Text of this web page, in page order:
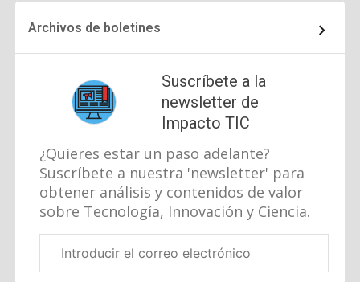
Archivos de boletines
Suscríbete a la
newsletter de
Impacto TIC
¿Quieres estar un paso adelante?
Suscríbete a nuestra 'newsletter' para
obtener análisis y contenidos de valor
sobre Tecnología, Innovación y Ciencia.
electrónico